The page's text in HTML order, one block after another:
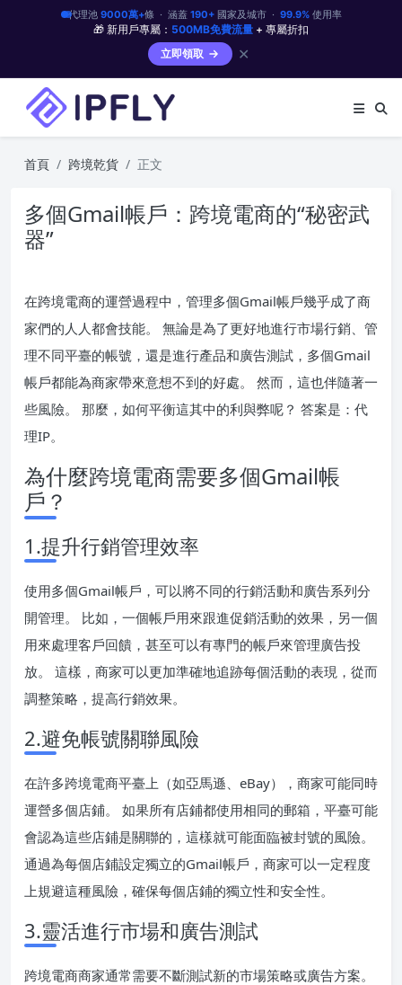
代理池 9000萬+條 · 涵蓋 190+國家及城市 · 99.9%使用率
🎁 新用戶專屬： 500MB免費流量 + 專屬折扣
立即領取
✕
首頁 跨境乾貨 正文
多個Gmail帳戶：跨境電商的“秘密武
器”
在跨境電商的運營過程中，管理多個Gmail帳戶幾乎成了商
家們的人人都會技能。 無論是為了更好地進行市場行銷、管
理不同平臺的帳號，還是進行產品和廣告測試，多個Gmail
帳戶都能為商家帶來意想不到的好處。 然而，這也伴隨著一
些風險。 那麼，如何平衡這其中的利與弊呢？ 答案是：代
理IP。
為什麼跨境電商需要多個Gmail帳
戶？
1.提升行銷管理效率
使用多個Gmail帳戶，可以將不同的行銷活動和廣告系列分
開管理。 比如，一個帳戶用來跟進促銷活動的效果，另一個
用來處理客戶回饋，甚至可以有專門的帳戶來管理廣告投
放。 這樣，商家可以更加準確地追跡每個活動的表現，從而
調整策略，提高行銷效果。
2.避免帳號關聯風險
在許多跨境電商平臺上（如亞馬遜、eBay），商家可能同時
運營多個店鋪。 如果所有店鋪都使用相同的郵箱，平臺可能
會認為這些店鋪是關聯的，這樣就可能面臨被封號的風險。
通過為每個店鋪設定獨立的Gmail帳戶，商家可以一定程度
上規避這種風險，確保每個店鋪的獨立性和安全性。
3.靈活進行市場和廣告測試
跨境電商商家通常需要不斷測試新的市場策略或廣告方案。